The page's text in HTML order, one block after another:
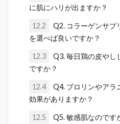
に肌にハリが出ますか？
12.2
Q2. コラーゲンサプ
を選べば良いですか？
12.3
Q3. 毎日鶏の皮やし
ですか？
12.4
Q4. プロリンやアラ
効果がありますか？
12.5
Q5. 敏感肌なのです